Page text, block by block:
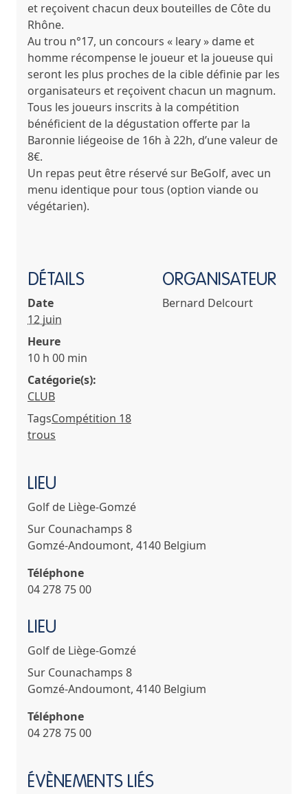
et reçoivent chacun deux bouteilles de Côte du
Rhône.
Au trou n°17, un concours « leary » dame et
homme récompense le joueur et la joueuse qui
seront les plus proches de la cible définie par les
organisateurs et reçoivent chacun un magnum.
Tous les joueurs inscrits à la compétition
bénéficient de la dégustation offerte par la
Baronnie liégeoise de 16h à 22h, d’une valeur de
8€.
Un repas peut être réservé sur BeGolf, avec un
menu identique pour tous (option viande ou
végétarien).
DÉTAILS
Date
12 juin
Heure
10 h 00 min
Catégorie(s):
CLUB
TagsCompétition 18
trous
LIEU
Golf de Liège-Gomzé
Sur Counachamps 8
Gomzé-Andoumont, 4140 Belgium
Téléphone
04 278 75 00
ORGANISATEUR
Bernard Delcourt
LIEU
Golf de Liège-Gomzé
Sur Counachamps 8
Gomzé-Andoumont, 4140 Belgium
Téléphone
04 278 75 00
ÉVÈNEMENTS LIÉS